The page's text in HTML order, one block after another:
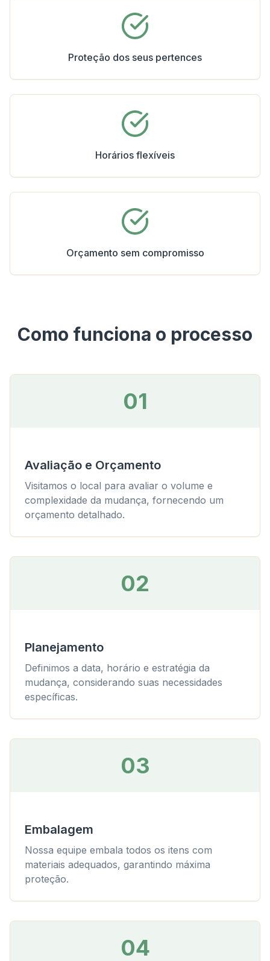
Proteção dos seus pertences
Horários flexíveis
Orçamento sem compromisso
Como funciona o processo
01
Avaliação e Orçamento
Visitamos o local para avaliar o volume e
complexidade da mudança, fornecendo um
orçamento detalhado.
02
Planejamento
Definimos a data, horário e estratégia da
mudança, considerando suas necessidades
específicas.
03
Embalagem
Nossa equipe embala todos os itens com
materiais adequados, garantindo máxima
proteção.
04